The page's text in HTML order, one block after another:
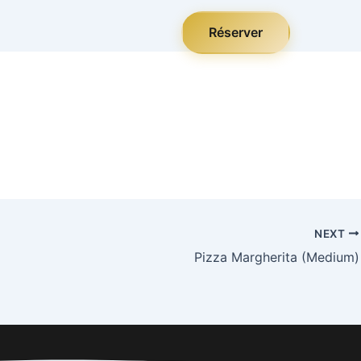
Réserver
NEXT
Pizza Margherita (Medium)